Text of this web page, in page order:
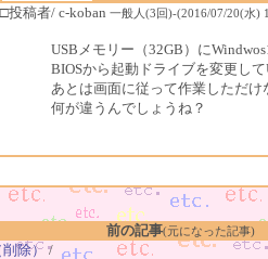
□投稿者/ c-koban 一般人(3回)-(2016/07/20(水)
USBメモリー（32GB）に
BIOSから起動ドライブを変更し
あとは画面に従って作業しただけ
何が違うんでしょうね？
前の記事(元になった記事)
除） /